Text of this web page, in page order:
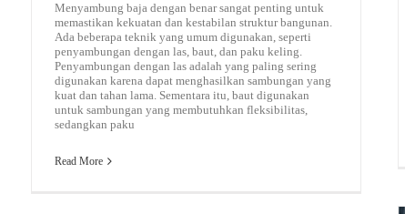
Menyambung baja dengan benar sangat penting untuk
memastikan kekuatan dan kestabilan struktur bangunan.
Ada beberapa teknik yang umum digunakan, seperti
penyambungan dengan las, baut, dan paku keling.
Penyambungan dengan las adalah yang paling sering
digunakan karena dapat menghasilkan sambungan yang
kuat dan tahan lama. Sementara itu, baut digunakan
untuk sambungan yang membutuhkan fleksibilitas,
sedangkan paku
Read More